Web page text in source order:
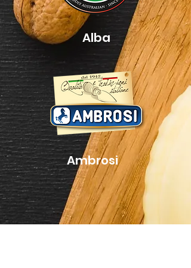
Alba
Ambrosi